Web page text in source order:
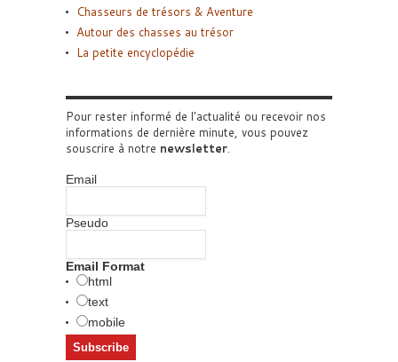
Chasseurs de trésors & Aventure
Autour des chasses au trésor
La petite encyclopédie
Pour rester informé de l'actualité ou recevoir nos
informations de dernière minute, vous pouvez
souscrire à notre newsletter.
Email
Pseudo
Email Format
html
text
mobile